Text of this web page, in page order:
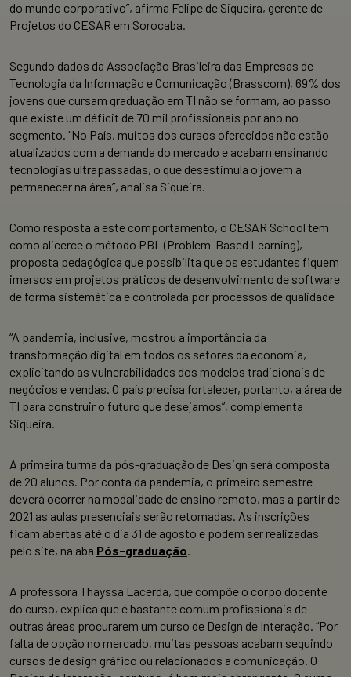
do mundo corporativo”, afirma Felipe de Siqueira, gerente de
Projetos do CESAR em Sorocaba.
Segundo dados da Associação Brasileira das Empresas de
Tecnologia da Informação e Comunicação (Brasscom), 69% dos
jovens que cursam graduação em TI não se formam, ao passo
que existe um déficit de 70 mil profissionais por ano no
segmento. “No País, muitos dos cursos oferecidos não estão
atualizados com a demanda do mercado e acabam ensinando
tecnologias ultrapassadas, o que desestimula o jovem a
permanecer na área”, analisa Siqueira.
Como resposta a este comportamento, o CESAR School tem
como alicerce o método PBL (Problem-Based Learning),
proposta pedagógica que possibilita que os estudantes fiquem
imersos em projetos práticos de desenvolvimento de software
de forma sistemática e controlada por processos de qualidade
“A pandemia, inclusive, mostrou a importância da
transformação digital em todos os setores da economia,
explicitando as vulnerabilidades dos modelos tradicionais de
negócios e vendas. O país precisa fortalecer, portanto, a área de
TI para construir o futuro que desejamos”, complementa
Siqueira.
A primeira turma da pós-graduação de Design será composta
de 20 alunos. Por conta da pandemia, o primeiro semestre
deverá ocorrer na modalidade de ensino remoto, mas a partir de
2021 as aulas presenciais serão retomadas. As inscrições
ficam abertas até o dia 31 de agosto e podem ser realizadas
pelo site, na aba Pós-graduação.
A professora Thayssa Lacerda, que compõe o corpo docente
do curso, explica que é bastante comum profissionais de
outras áreas procurarem um curso de Design de Interação. “Por
falta de opção no mercado, muitas pessoas acabam seguindo
cursos de design gráfico ou relacionados a comunicação. O